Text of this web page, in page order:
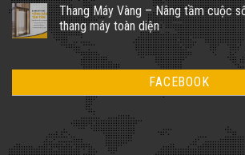
Thang Máy Vàng – Nâng tầm cuộc
thang máy toàn diện
FACEBOOK